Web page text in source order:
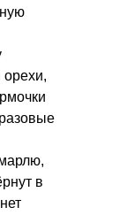
орехи,
в